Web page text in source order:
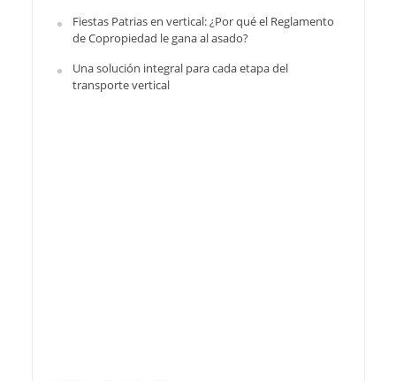
Fiestas Patrias en vertical: ¿Por qué el Reglamento
de Copropiedad le gana al asado?
Una solución integral para cada etapa del
transporte vertical